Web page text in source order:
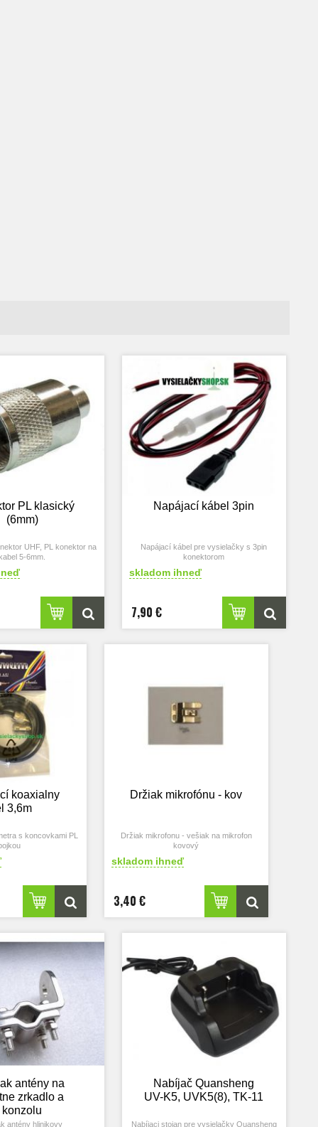
PL klasický
(6mm)
UHF, PL konektor na
5-6mm.
na kábel RG58 / H155
Napájací kábel 3pin
Napájací kábel pre vysielačky s 3pin
konektorom
skladom ihneď
7,90 €
koaxialny
3,6m
s koncovkami PL
Držiak mikrofónu - kov
Držiak mikrofonu - vešiak na mikrofon
kovový
skladom ihneď
3,40 €
antény na
zrkadlo a
konzolu
antény hlinikovy
Nabíjač Quansheng
UV-K5, UVK5(8), TK-11
Nabíjaci stojan pre vysielačky Quansheng